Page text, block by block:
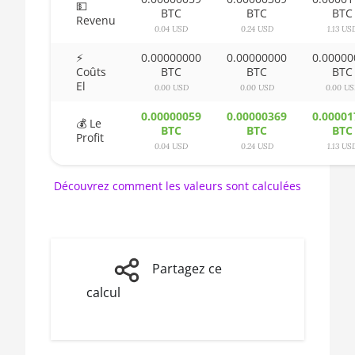
🏳ㅤ BSD - B$
🇧🇹ㅤ BTN - Nu.
🇧🇼ㅤ BWP
🇧🇾ㅤ BYN
🇧🇿ㅤ BZD - BZ$
🇨🇱ㅤ CLP - CL$
🇨🇴ㅤ COP - CO$
AMD CPU Ryzen 5
AMD CPU Ryzen 5
3500X
AMD CPU Ryzen 5
3600
3600X
AMD CPU Ryzen 5
💵
Revenu
BTC
0.04 USD
BTC
0.24 USD
BTC
1.13
⚡
Coûts
El
0.00000000
BTC
0.00 USD
0.00000000
BTC
0.00 USD
BTC
0.00
💰 Le
Profit
0.00000059
BTC
0.04 USD
0.00000369
BTC
0.24 USD
BTC
1.13
Découvrez comment les valeurs sont calculées
Partagez ce
calcul